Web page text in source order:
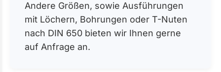
Andere Größen, sowie Ausführungen
mit Löchern, Bohrungen oder T-Nuten
nach DIN 650 bieten wir Ihnen gerne
auf Anfrage an.